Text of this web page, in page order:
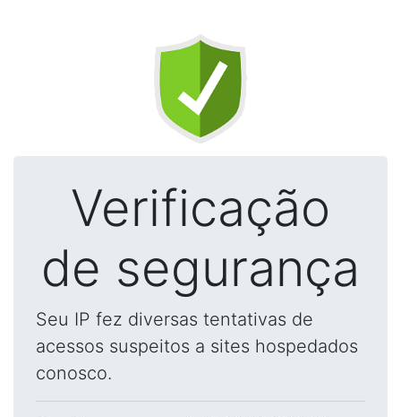
Verificação
de segurança
Seu IP fez diversas tentativas de
acessos suspeitos a sites hospedados
conosco.